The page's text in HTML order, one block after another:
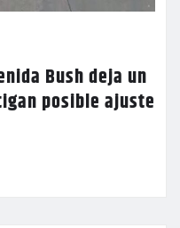
Bush deja un
posible ajuste